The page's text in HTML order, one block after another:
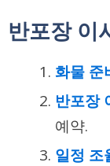
반포장 이
화물 준
반포장
예약.
일정 조